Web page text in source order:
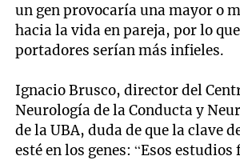
un gen provocaría una mayor o
hacia la vida en pareja, por lo
portadores serían más infieles.
Ignacio Brusco, director del
Neurología de la Conducta y
de la UBA, duda de que la clave
esté en los genes: “Esos estudios